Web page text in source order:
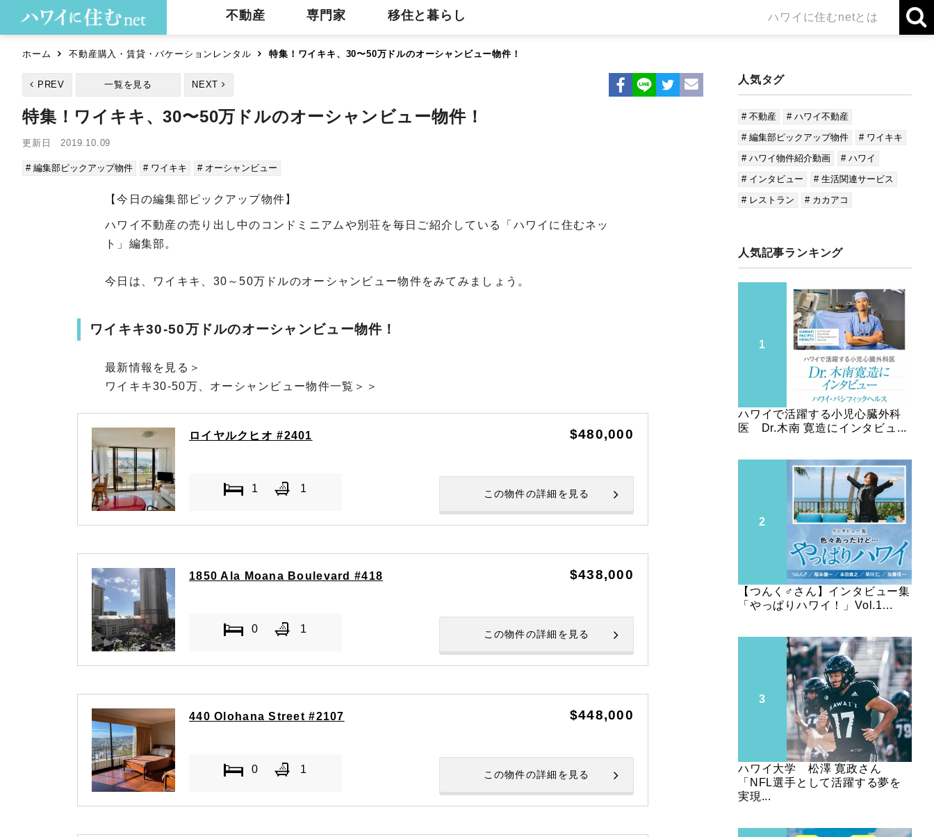
不動産 専門家 移住と暮らし ハワイに住むnetとは
ホーム 不動産購入・賃貸・バケーションレンタル 特集！ワイキキ、30〜50万ドルのオーシャンビュー物件！
PREV 一覧を見る NEXT
特集！ワイキキ、30〜50万ドルのオーシャンビュー物件！
更新日 2019.10.09
# 編集部ピックアップ物件 # ワイキキ # オーシャンビュー
【今日の編集部ピックアップ物件】
ハワイ不動産の売り出し中のコンドミニアムや別荘を毎日ご紹介している「ハワイに住むネッ
ト」編集部。
今日は、ワイキキ、30～50万ドルのオーシャンビュー物件をみてみましょう。
ワイキキ30-50万ドルのオーシャンビュー物件！
最新情報を見る＞
ワイキキ30-50万、オーシャンビュー物件一覧＞＞
ロイヤルクヒオ #2401
1 1
$480,000
この物件の詳細を見る
1850 Ala Moana Boulevard #418
0 1
$438,000
この物件の詳細を見る
440 Olohana Street #2107
0 1
$448,000
この物件の詳細を見る
人気タグ
# 不動産
# ハワイ不動産
# 編集部ピックアップ物件
# ワイキキ
# ハワイ物件紹介動画
# ハワイ
# インタビュー
# 生活関連サービス
# レストラン
# カカアコ
人気記事ランキング
ハワイで活躍する小児心臓外科
医 Dr.木南 寛造にインタビュ...
【つんく♂さん】インタビュー集
「やっぱりハワイ！」Vol.1...
ハワイ大学 松澤 寛政さん
「NFL選手として活躍する夢を
実現...